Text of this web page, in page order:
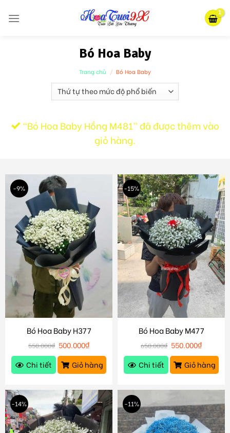
Bó Hoa Baby
Trang chủ / Bó Hoa Baby
“Bó Hoa Baby Hồng M481” đã được thêm vào
giỏ hàng.
-9%
Bó Hoa Baby H377
550.000₫ 500.000₫
Chi tiết
Giỏ hàng
-15%
Bó Hoa Baby M477
650.000₫ 550.000₫
Chi tiết
Giỏ hàng
-14% -11%